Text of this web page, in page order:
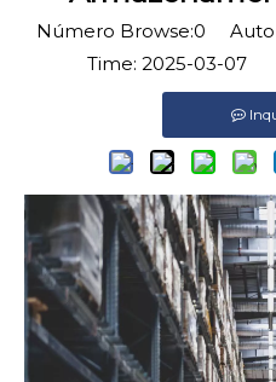
Número Browse:0
Time: 2025-03-07